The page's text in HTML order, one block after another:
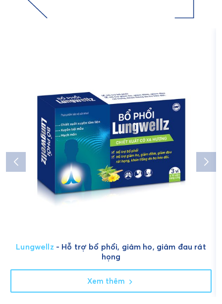
Lungwellz - Hỗ trợ bổ phổi, giảm ho, giảm đau rát
họng
Xem thêm